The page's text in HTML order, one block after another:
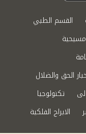
القسم الطبي
الحق والضلال
تكنولوجيا
الابراج الفلكية